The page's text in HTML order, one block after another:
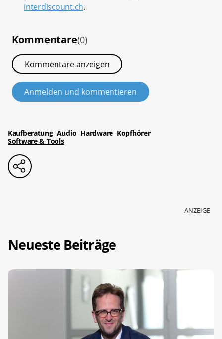
interdiscount.ch.
Kommentare(0)
Kommentare anzeigen
Anmelden und kommentieren
Kaufberatung Audio Hardware Kopfhörer
Software & Tools
ANZEIGE
Neueste Beiträge